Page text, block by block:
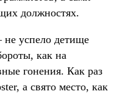
должностях.
не успело детище
как на
гонения. Как раз
а свято место, как